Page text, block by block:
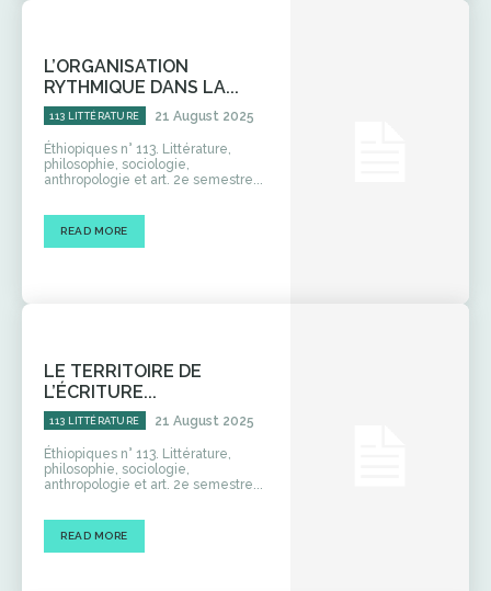
L’ORGANISATION
RYTHMIQUE DANS LA...
113 LITTÉRATURE 21 August 2025
Éthiopiques n° 113. Littérature,
philosophie, sociologie,
anthropologie et art. 2e semestre...
READ MORE
LE TERRITOIRE DE
L’ÉCRITURE...
113 LITTÉRATURE 21 August 2025
Éthiopiques n° 113. Littérature,
philosophie, sociologie,
anthropologie et art. 2e semestre...
READ MORE